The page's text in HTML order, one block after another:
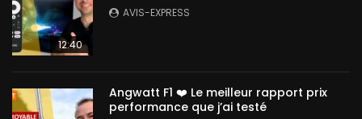
12:40
AVIS-EXPRESS
Angwatt F1 ❤️ Le meilleur rapport prix
performance que j’ai testé